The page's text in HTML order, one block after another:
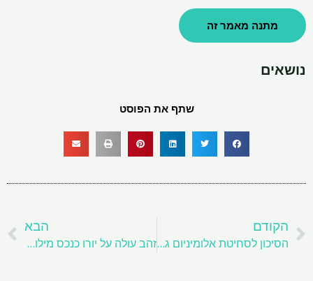
מתנה מאמר זה
נושאים
שתף את הפוסט
קודם
הקודם
הסיכון לסחיטת אלומיניום גדל ככל שהתפשטות מחיר המפתח מתהדקת
הבא
זהב עולה על יורו כנכס מילואים שני בגודלו: ECB